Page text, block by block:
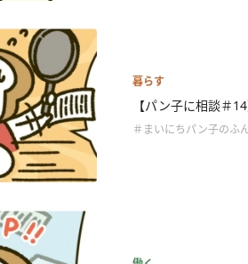
暮らす
【パン子に相談＃
＃まいにちパン子のふ